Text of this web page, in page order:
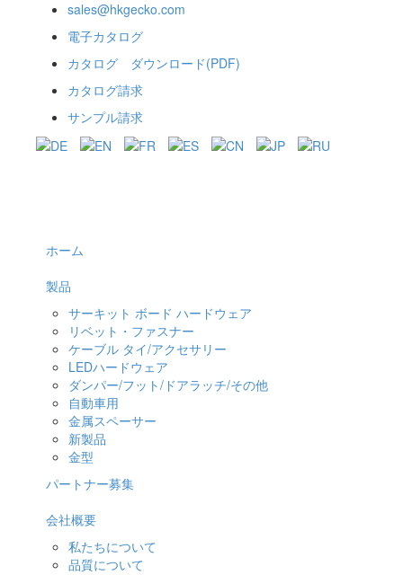
sales@hkgecko.com
電子カタログ
カタログ ダウンロード(PDF)
カタログ請求
サンプル請求
ホーム
製品
サーキット ボード ハードウェア
リベット・ファスナー
ケーブル タイ/アクセサリー
LEDハードウェア
ダンパー/フット/ドアラッチ/その他
自動車用
金属スペーサー
新製品
金型
パートナー募集
会社概要
私たちについて
品質について